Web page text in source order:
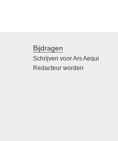
Bijdragen
Schrijven voor Ars Aequi
Redacteur worden